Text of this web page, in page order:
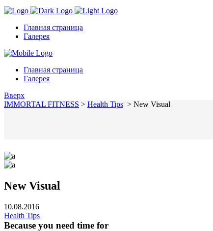
Главная страница
Галерея
Главная страница
Галерея
Вверх
IMMORTAL FITNESS > Health Tips > New Visual
New Visual
10.08.2016
Health Tips
Because you need time for